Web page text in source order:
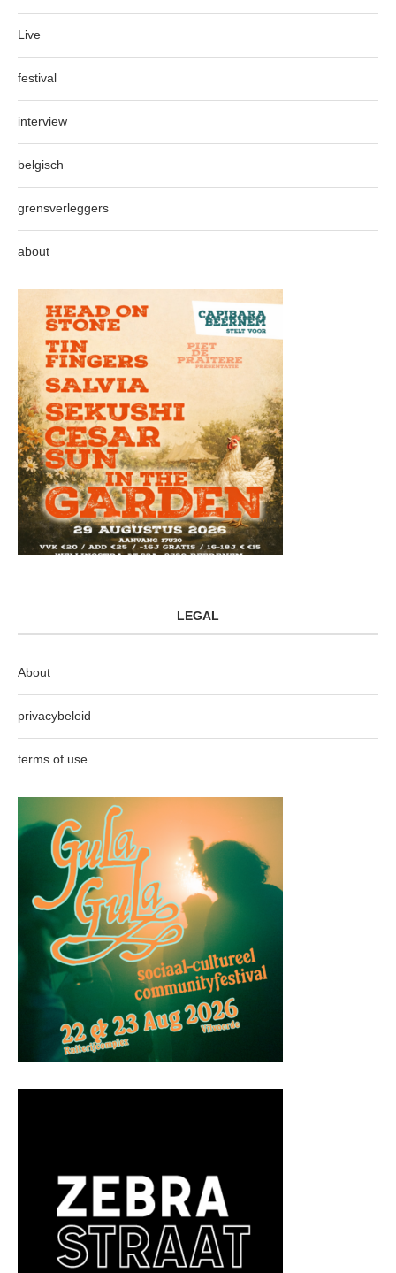
Live
festival
interview
belgisch
grensverleggers
about
LEGAL
About
privacybeleid
terms of use